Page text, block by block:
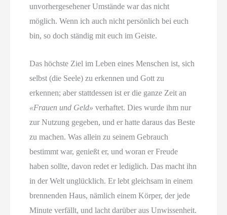
unvorhergesehener Umstände war das nicht
möglich. Wenn ich auch nicht persönlich bei euch
bin, so doch ständig mit euch im Geiste.
Das höchste Ziel im Leben eines Menschen ist, sich
selbst (die Seele) zu erkennen und Gott zu
erkennen; aber stattdessen ist er die ganze Zeit an
«Frauen und Geld» verhaftet. Dies wurde ihm nur
zur Nutzung gegeben, und er hatte daraus das Beste
zu machen. Was allein zu seinem Gebrauch
bestimmt war, genießt er, und woran er Freude
haben sollte, davon redet er lediglich. Das macht ihn
in der Welt unglücklich. Er lebt gleichsam in einem
brennenden Haus, nämlich einem Körper, der jede
Minute verfällt, und lacht darüber aus Unwissenheit.